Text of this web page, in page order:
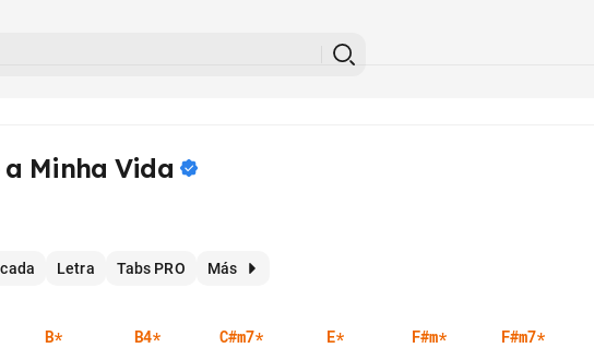
a Minha Vida
Letra Tabs PRO Más
B* B4* C#m7* E* F#m* F#m7*